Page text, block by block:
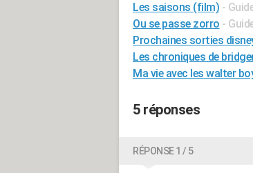
Les saisons (film) -
Ou se passe zorro -
Prochaines sorties
Les chroniques de
Ma vie avec les walter
5 réponses
RÉPONSE 1 / 5